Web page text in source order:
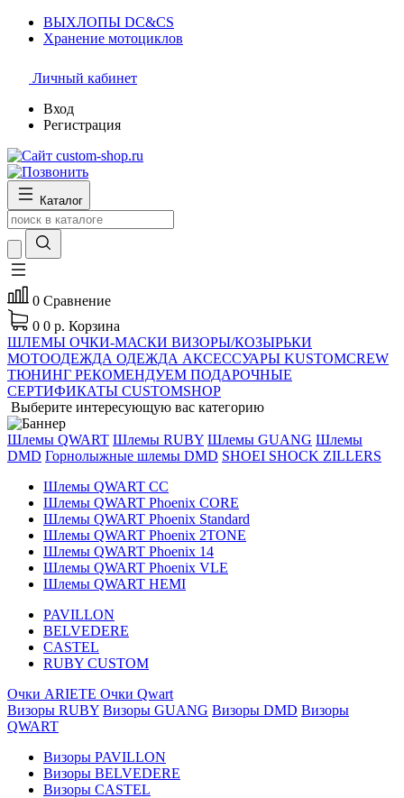
ВЫХЛОПЫ DC&CS
Хранение мотоциклов
Личный кабинет
Вход
Регистрация
Каталог
0 Сравнение
0 0 р. Корзина
ШЛЕМЫ ОЧКИ-МАСКИ ВИЗОРЫ/КОЗЫРЬКИ
МОТООДЕЖДА ОДЕЖДА АКСЕССУАРЫ KUSTOMCREW
ТЮНИНГ РЕКОМЕНДУЕМ ПОДАРОЧНЫЕ
СЕРТИФИКАТЫ CUSTOMSHOP
Выберите интересующую вас категорию
Шлемы QWART Шлемы RUBY Шлемы GUANG Шлемы
DMD Горнолыжные шлемы DMD SHOEI SHOCK ZILLERS
Шлемы QWART CC
Шлемы QWART Phoenix CORE
Шлемы QWART Phoenix Standard
Шлемы QWART Phoenix 2TONE
Шлемы QWART Phoenix 14
Шлемы QWART Phoenix VLE
Шлемы QWART HEMI
PAVILLON
BELVEDERE
CASTEL
RUBY CUSTOM
Очки ARIETE Очки Qwart
Визоры RUBY Визоры GUANG Визоры DMD Визоры
QWART
Визоры PAVILLON
Визоры BELVEDERE
Визоры CASTEL